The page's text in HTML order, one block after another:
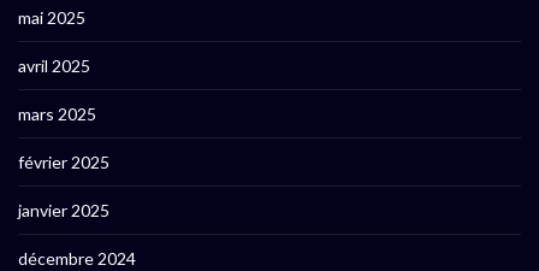
mai 2025
avril 2025
mars 2025
février 2025
janvier 2025
décembre 2024